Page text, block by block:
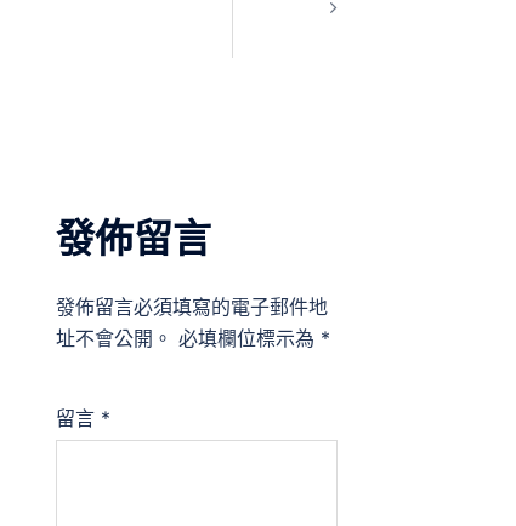
發佈留言
發佈留言必須填寫的電子郵件地
址不會公開。 必填欄位標示為 *
留言 *